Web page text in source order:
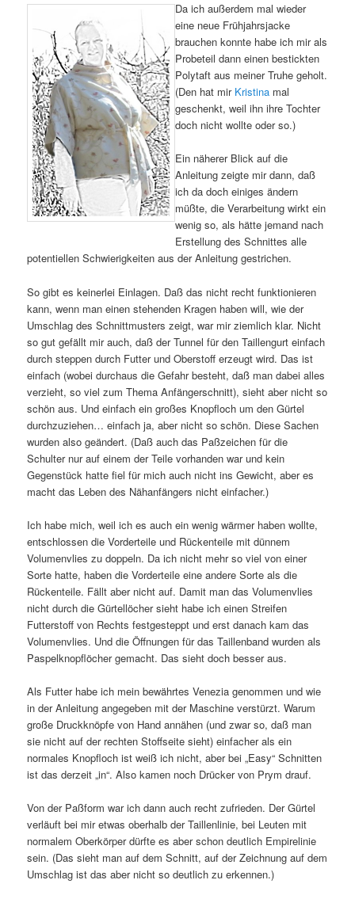
Da ich außerdem mal wieder
eine neue Frühjahrsjacke
brauchen konnte habe ich mir als
Probeteil dann einen bestickten
Polytaft aus meiner Truhe geholt.
(Den hat mir Kristina mal
geschenkt, weil ihn ihre Tochter
doch nicht wollte oder so.)
Ein näherer Blick auf die
Anleitung zeigte mir dann, daß
ich da doch einiges ändern
müßte, die Verarbeitung wirkt ein
wenig so, als hätte jemand nach
Erstellung des Schnittes alle
potentiellen Schwierigkeiten aus der Anleitung gestrichen.
So gibt es keinerlei Einlagen. Daß das nicht recht funktionieren
kann, wenn man einen stehenden Kragen haben will, wie der
Umschlag des Schnittmusters zeigt, war mir ziemlich klar. Nicht
so gut gefällt mir auch, daß der Tunnel für den Taillengurt einfach
durch steppen durch Futter und Oberstoff erzeugt wird. Das ist
einfach (wobei durchaus die Gefahr besteht, daß man dabei alles
verzieht, so viel zum Thema Anfängerschnitt), sieht aber nicht so
schön aus. Und einfach ein großes Knopfloch um den Gürtel
durchzuziehen… einfach ja, aber nicht so schön. Diese Sachen
wurden also geändert. (Daß auch das Paßzeichen für die
Schulter nur auf einem der Teile vorhanden war und kein
Gegenstück hatte fiel für mich auch nicht ins Gewicht, aber es
macht das Leben des Nähanfängers nicht einfacher.)
Ich habe mich, weil ich es auch ein wenig wärmer haben wollte,
entschlossen die Vorderteile und Rückenteile mit dünnem
Volumenvlies zu doppeln. Da ich nicht mehr so viel von einer
Sorte hatte, haben die Vorderteile eine andere Sorte als die
Rückenteile. Fällt aber nicht auf. Damit man das Volumenvlies
nicht durch die Gürtellöcher sieht habe ich einen Streifen
Futterstoff von Rechts festgesteppt und erst danach kam das
Volumenvlies. Und die Öffnungen für das Taillenband wurden als
Paspelknopflöcher gemacht. Das sieht doch besser aus.
Als Futter habe ich mein bewährtes Venezia genommen und wie
in der Anleitung angegeben mit der Maschine verstürzt. Warum
große Druckknöpfe von Hand annähen (und zwar so, daß man
sie nicht auf der rechten Stoffseite sieht) einfacher als ein
normales Knopfloch ist weiß ich nicht, aber bei „Easy“ Schnitten
ist das derzeit „in“. Also kamen noch Drücker von Prym drauf.
Von der Paßform war ich dann auch recht zufrieden. Der Gürtel
verläuft bei mir etwas oberhalb der Taillenlinie, bei Leuten mit
normalem Oberkörper dürfte es aber schon deutlich Empirelinie
sein. (Das sieht man auf dem Schnitt, auf der Zeichnung auf dem
Umschlag ist das aber nicht so deutlich zu erkennen.)